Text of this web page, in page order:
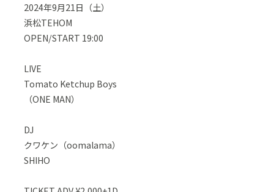
2024年9月21日（土）
浜松TEHOM
OPEN/START 19:00
LIVE
Tomato Ketchup Boys
（ONE MAN）
DJ
クワケン（oomalama）
SHIHO